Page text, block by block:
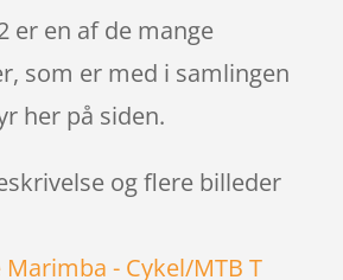
er en af de mange
som er med i samlingen
her på siden.
og flere billeder